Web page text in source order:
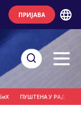
ПРИЈАВА
ПУШТЕНА У РАД НАЈВЕЋА